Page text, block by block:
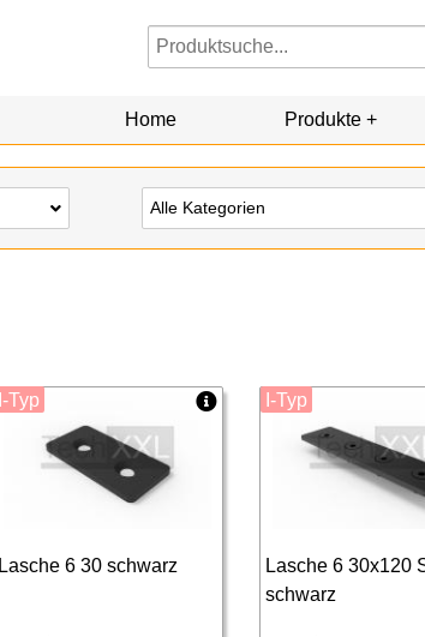
Home Produkte
Alle Kategorien
Lasche 6 30 schwarz
I-Typ
Lasche 6 30x120
schwarz
I-Typ